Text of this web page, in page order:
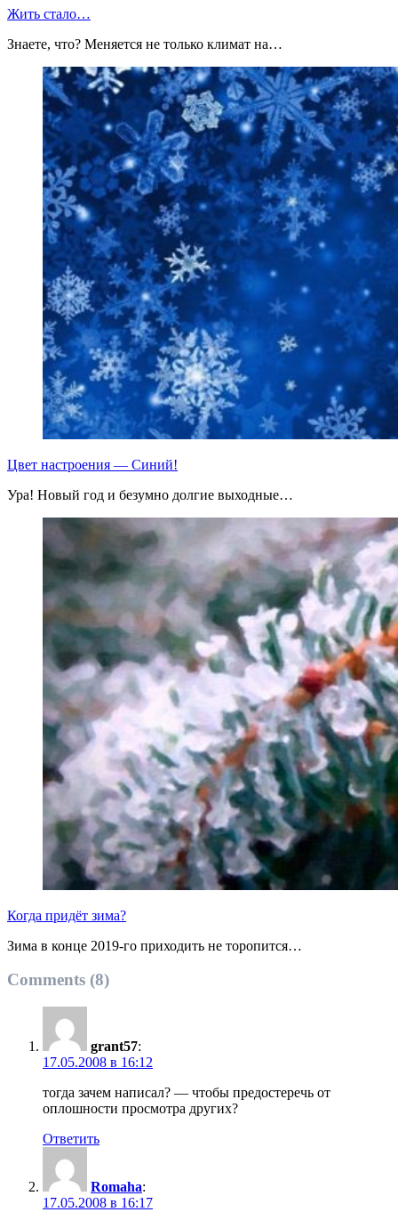
Жить стало…
Знаете, что? Меняется не только климат на…
Цвет настроения — Синий!
Ура! Новый год и безумно долгие выходные…
Когда придёт зима?
Зима в конце 2019-го приходить не торопится…
Comments (8)
grant57:
17.05.2008 в 16:12
тогда зачем написал? — чтобы предостеречь от
оплошности просмотра других?
Ответить
Romaha:
17.05.2008 в 16:17